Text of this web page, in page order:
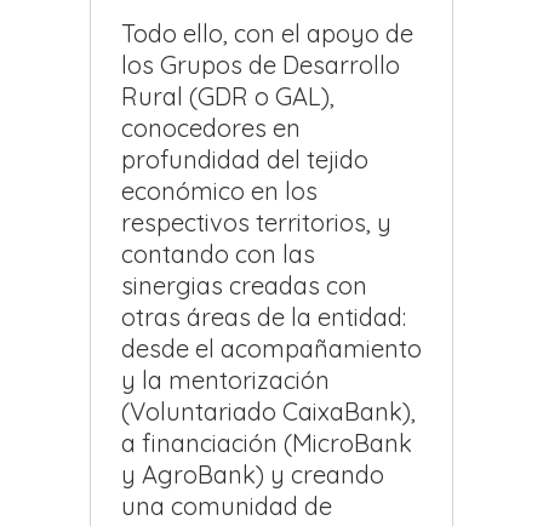
Todo ello, con el apoyo de
los Grupos de Desarrollo
Rural (GDR o GAL),
conocedores en
profundidad del tejido
económico en los
respectivos territorios, y
contando con las
sinergias creadas con
otras áreas de la entidad:
desde el acompañamiento
y la mentorización
(Voluntariado CaixaBank),
a financiación (MicroBank
y AgroBank) y creando
una comunidad de